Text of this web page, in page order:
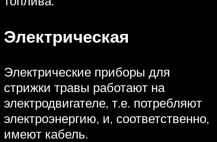
Электрическая
Электрические приборы для
стрижки травы работают на
электродвигателе, т.е. потребляют
электроэнергию, и, соответственно,
имеют кабель.